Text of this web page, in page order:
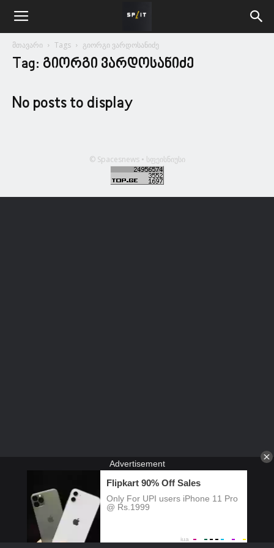
მთავარი Tags გიორგი ვარდოსანიძე
Tag: გიორგი ვარდოსანიძე
No posts to display
© Spacesnews • სფეისნიუსი